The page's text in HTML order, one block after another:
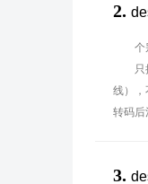
2.
个
线），
转码后
3.